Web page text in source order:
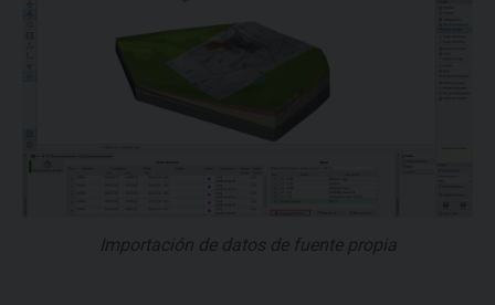
Importación de datos de fuente propia